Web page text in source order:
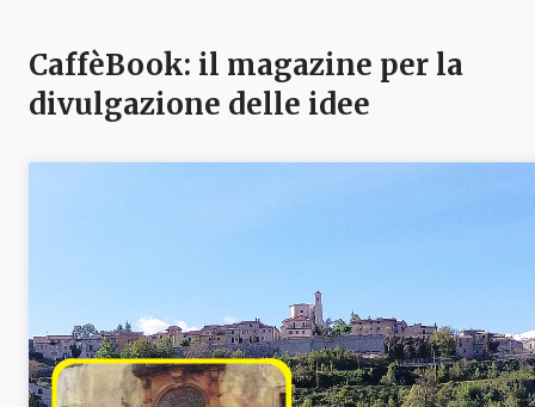
CaffèBook: il magazine per la
divulgazione delle idee